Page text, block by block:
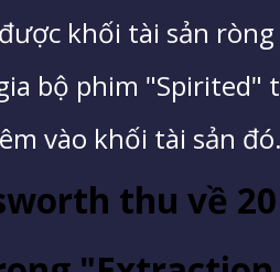
khối tài sản
bộ phim "Spirited"
vào khối tài sản
thu về